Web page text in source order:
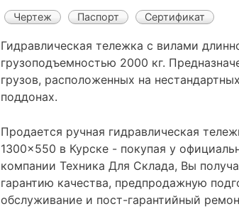
Чертеж Паспорт Сертификат
Гидравлическая тележка с вилами
грузоподъемностью 2000 кг.
грузов, расположенных на
поддонах.
Продается ручная гидравлическая
1300x550 в Курске - покупая у
компании Техника Для Склада, Вы
гарантию качества, предпродажную
обслуживание и пост-гарантийный